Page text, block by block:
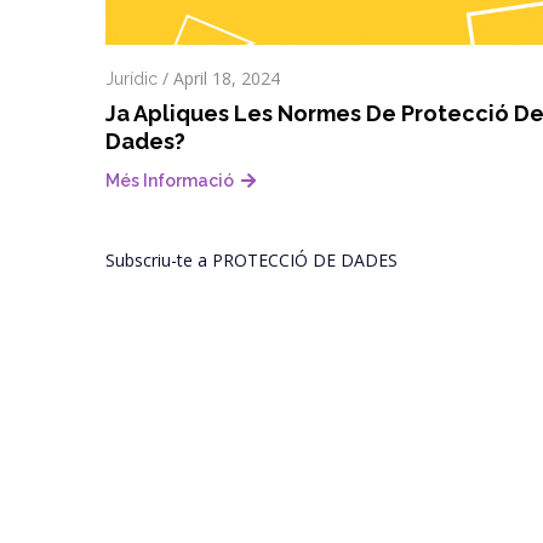
Jurídic / April 18, 2024
Ja Apliques Les Normes De Protecció De
Dades?
Més Informació
Subscriu-te a PROTECCIÓ DE DADES